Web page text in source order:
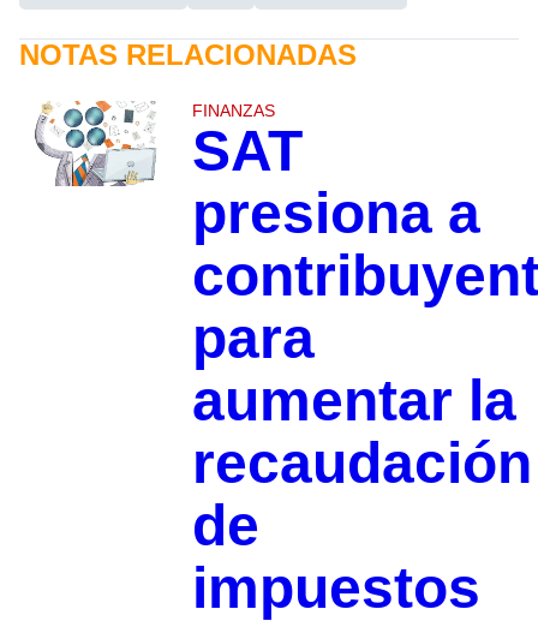
NOTAS RELACIONADAS
FINANZAS
SAT
presiona a
para
aumentar la
recaudación
de
impuestos